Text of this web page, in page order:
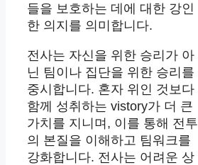
들을 보호하는 데에 대한 강인
한 의지를 의미합니다.
전사는 자신을 위한 승리가 아
닌 팀이나 집단을 위한 승리를
중시합니다. 혼자 위인 것보다
함께 성취하는 vistory가 더 큰
가치를 지니며, 이를 통해 전투
의 본질을 이해하고 팀워크를
강화합니다. 전사는 어려운 상